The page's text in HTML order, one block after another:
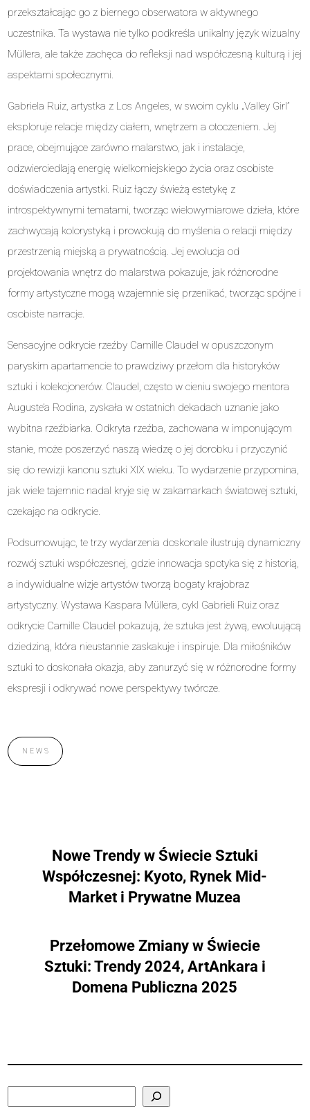
przekształcając go z biernego obserwatora w aktywnego
uczestnika. Ta wystawa nie tylko podkreśla unikalny język wizualny
Müllera, ale także zachęca do refleksji nad współczesną kulturą i jej
aspektami społecznymi.
Gabriela Ruiz, artystka z Los Angeles, w swoim cyklu „Valley Girl”
eksploruje relacje między ciałem, wnętrzem a otoczeniem. Jej
prace, obejmujące zarówno malarstwo, jak i instalacje,
odzwierciedlają energię wielkomiejskiego życia oraz osobiste
doświadczenia artystki. Ruiz łączy świeżą estetykę z
introspektywnymi tematami, tworząc wielowymiarowe dzieła, które
zachwycają kolorystyką i prowokują do myślenia o relacji między
przestrzenią miejską a prywatnością. Jej ewolucja od
projektowania wnętrz do malarstwa pokazuje, jak różnorodne
formy artystyczne mogą wzajemnie się przenikać, tworząc spójne i
osobiste narracje.
Sensacyjne odkrycie rzeźby Camille Claudel w opuszczonym
paryskim apartamencie to prawdziwy przełom dla historyków
sztuki i kolekcjonerów. Claudel, często w cieniu swojego mentora
Auguste’a Rodina, zyskała w ostatnich dekadach uznanie jako
wybitna rzeźbiarka. Odkryta rzeźba, zachowana w imponującym
stanie, może poszerzyć naszą wiedzę o jej dorobku i przyczynić
się do rewizji kanonu sztuki XIX wieku. To wydarzenie przypomina,
jak wiele tajemnic nadal kryje się w zakamarkach światowej sztuki,
czekając na odkrycie.
Podsumowując, te trzy wydarzenia doskonale ilustrują dynamiczny
rozwój sztuki współczesnej, gdzie innowacja spotyka się z historią,
a indywidualne wizje artystów tworzą bogaty krajobraz
artystyczny. Wystawa Kaspara Müllera, cykl Gabrieli Ruiz oraz
odkrycie Camille Claudel pokazują, że sztuka jest żywą, ewoluującą
dziedziną, która nieustannie zaskakuje i inspiruje. Dla miłośników
sztuki to doskonała okazja, aby zanurzyć się w różnorodne formy
ekspresji i odkrywać nowe perspektywy twórcze.
NEWS
Nowe Trendy w Świecie Sztuki
Współczesnej: Kyoto, Rynek Mid-
Market i Prywatne Muzea
Przełomowe Zmiany w Świecie
Sztuki: Trendy 2024, ArtAnkara i
Domena Publiczna 2025